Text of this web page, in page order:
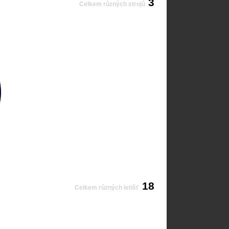
Celkem různých strojů
Celkem různých letišť 18